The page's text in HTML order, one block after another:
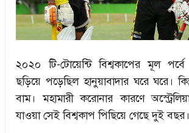
২০২০ টি-টোয়েন্টি বিশ্বকাপের মূল
ছড়িয়ে পড়েছিল হানুয়াবাদার ঘরে ঘরে।
বাম। মহামারী করোনার কারণে
যাওয়া সেই বিশ্বকাপ পিছিয়ে গেছে দুই বছর।